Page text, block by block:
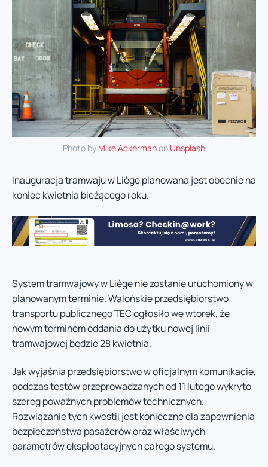
Photo by Mike Ackermanon Unsplash
Inauguracja tramwaju w Liège planowana jest obecnie na
koniec kwietnia bieżącego roku.
System tramwajowy w Liège nie zostanie uruchomiony w
planowanym terminie. Walońskie przedsiębiorstwo
transportu publicznego TEC ogłosiło we wtorek, że
nowym terminem oddania do użytku nowej linii
tramwajowej będzie 28 kwietnia.
Jak wyjaśnia przedsiębiorstwo w oficjalnym komunikacie,
podczas testów przeprowadzanych od 11 lutego wykryto
szereg poważnych problemów technicznych.
Rozwiązanie tych kwestii jest konieczne dla zapewnienia
bezpieczeństwa pasażerów oraz właściwych
parametrów eksploatacyjnych całego systemu.